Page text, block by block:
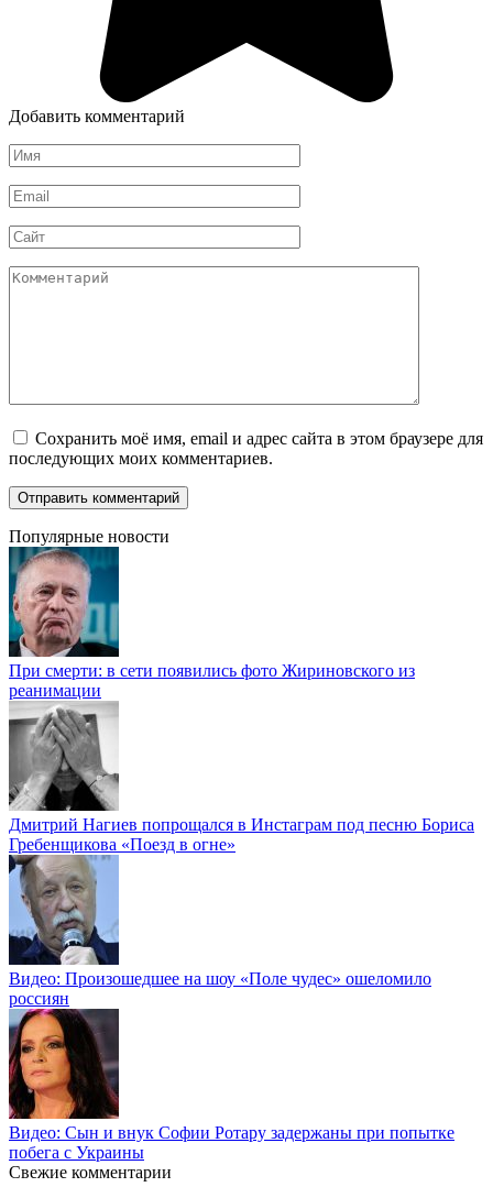
Добавить комментарий
Имя
*
Email
*
Сайт
Комментарий
Сохранить моё имя, email и адрес сайта в этом браузере для
последующих моих комментариев.
Популярные новости
При смерти: в сети появились фото Жириновского из
реанимации
Дмитрий Нагиев попрощался в Инстаграм под песню Бориса
Гребенщикова «Поезд в огне»
Видео: Произошедшее на шоу «Поле чудес» ошеломило
россиян
Видео: Сын и внук Софии Ротару задержаны при попытке
побега с Украины
Свежие комментарии